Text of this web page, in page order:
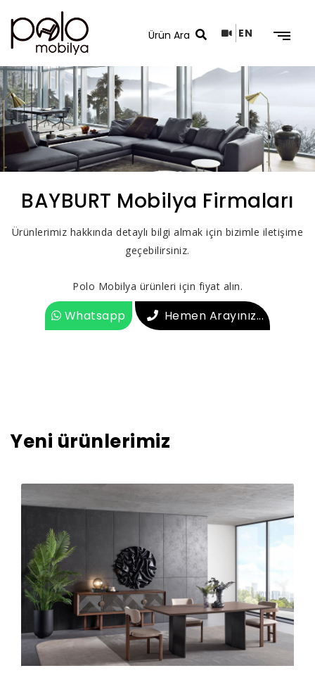
EN
BAYBURT Mobilya Firmaları
Ürünlerimiz hakkında detaylı bilgi almak için bizimle iletişime
geçebilirsiniz.
Polo Mobilya ürünleri için fiyat alın.
Whatsapp Hemen Arayınız...
Yeni ürünlerimiz
Arama Sonuçları